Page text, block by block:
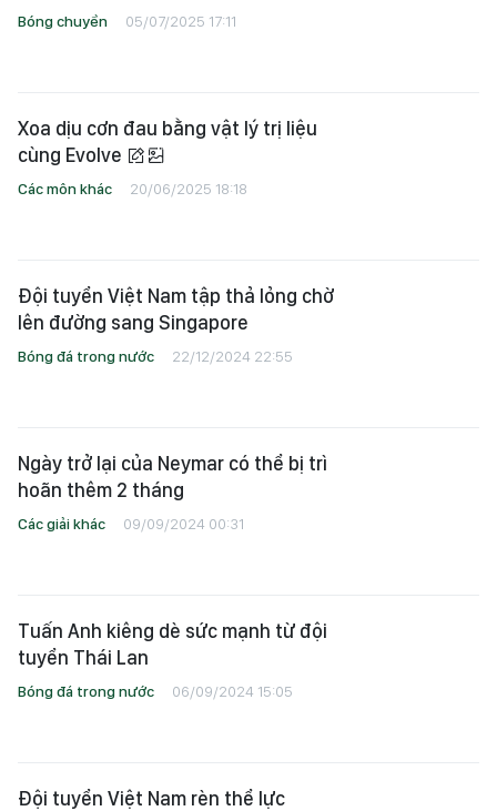
Bóng chuyền 05/07/2025 17:11
Xoa dịu cơn đau bằng vật lý trị liệu
cùng Evolve
Các môn khác 20/06/2025 18:18
Đội tuyển Việt Nam tập thả lỏng chờ
lên đường sang Singapore
Bóng đá trong nước 22/12/2024 22:55
Ngày trở lại của Neymar có thể bị trì
hoãn thêm 2 tháng
Các giải khác 09/09/2024 00:31
Tuấn Anh kiêng dè sức mạnh từ đội
tuyển Thái Lan
Bóng đá trong nước 06/09/2024 15:05
Đội tuyển Việt Nam rèn thể lực